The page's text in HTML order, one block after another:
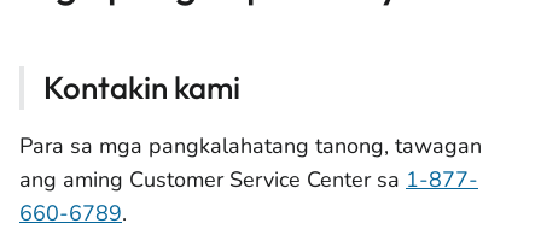
Kontakin kami
Para sa mga pangkalahatang tanong, tawagan
ang aming Customer Service Center sa 1-877-
660-6789.